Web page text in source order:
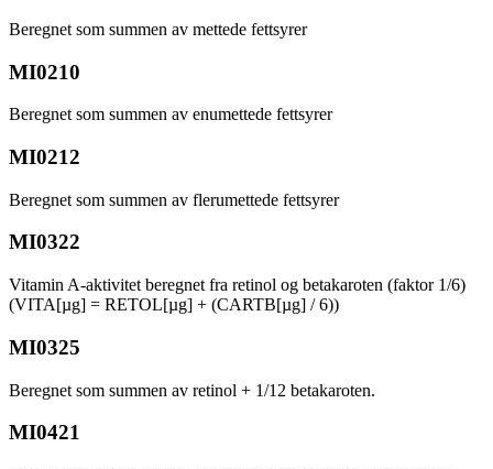
Beregnet som summen av mettede fettsyrer
MI0210
Beregnet som summen av enumettede fettsyrer
MI0212
Beregnet som summen av flerumettede fettsyrer
MI0322
Vitamin A-aktivitet beregnet fra retinol og betakaroten (faktor 1/6)
(VITA[µg] = RETOL[µg] + (CARTB[µg] / 6))
MI0325
Beregnet som summen av retinol + 1/12 betakaroten.
MI0421